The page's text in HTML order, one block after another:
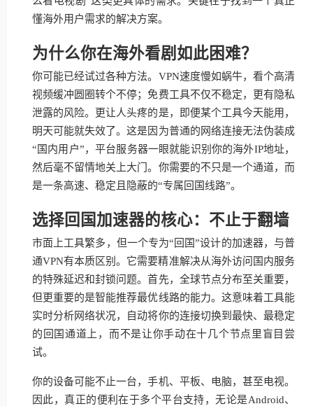
懂海外用户需求的解决方案。
为什么你在海外看剧如此困难？
你可能已经试过各种方法。VPN速度慢如蜗牛，看个高清
视频缓冲圆圈转个不停；免费工具不仅不稳定，更有隐私
泄露的风险。更让人头疼的是，即便某个工具今天能用，
明天可能就失效了。这是因为普通的网络连接无法伪装成
“国内用户”，平台服务器一眼就能识别你的海外IP地址，
然后毫不留情地关上大门。你需要的不只是一个通道，而
是一条高速、稳定且隐蔽的“专属回国线路”。
选择回国加速器的核心：不止于翻墙
市面上工具繁多，但一个专为“回国”设计的加速器，与普
通VPN有本质区别。它需要精准解决从海外访问国内服务
的特殊延迟和封锁问题。首先，全球节点分布至关重要，
但更重要的是智能推荐最优线路的能力。这意味着工具能
实时分析网络状况，自动将你的连接切换到最快、最稳定
的回国通道上，而不是让你手动在十几个节点里盲目尝
试。
你的设备可能不止一台，手机、平板、电脑，甚至电视。
因此，真正的便利在于多个平台支持，无论是Android、